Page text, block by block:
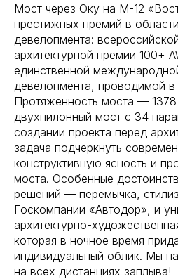
Мост через Оку на М-12
престижных премий в
девелопмента:
архитектурной премии 100+
единственной
девелопмента, проводимой в
Протяженность моста —
двухпилонный мост с 34
создании проекта перед
задача подчеркнуть
конструктивную ясность и
моста. Особенные
решений — перемычка,
Госкомпании «Автодор», и
архитектурно-
которая в ночное время
индивидуальный облик. Мы
на всех дистанциях заплыва!